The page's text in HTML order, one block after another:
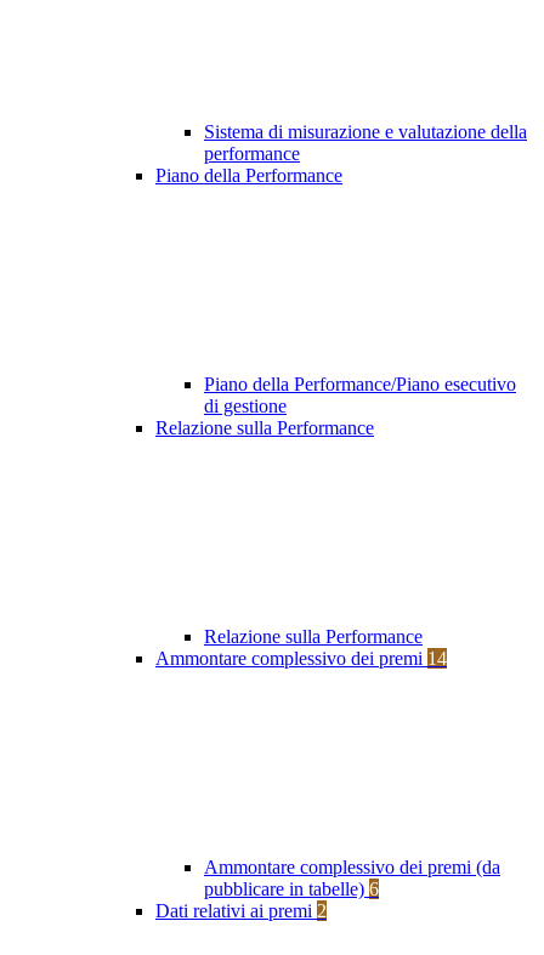
Sistema di misurazione e valutazione della
performance
Piano della Performance
Piano della Performance/Piano esecutivo
di gestione
Relazione sulla Performance
Relazione sulla Performance
Ammontare complessivo dei premi 14
Ammontare complessivo dei premi (da
pubblicare in tabelle) 6
Dati relativi ai premi 2